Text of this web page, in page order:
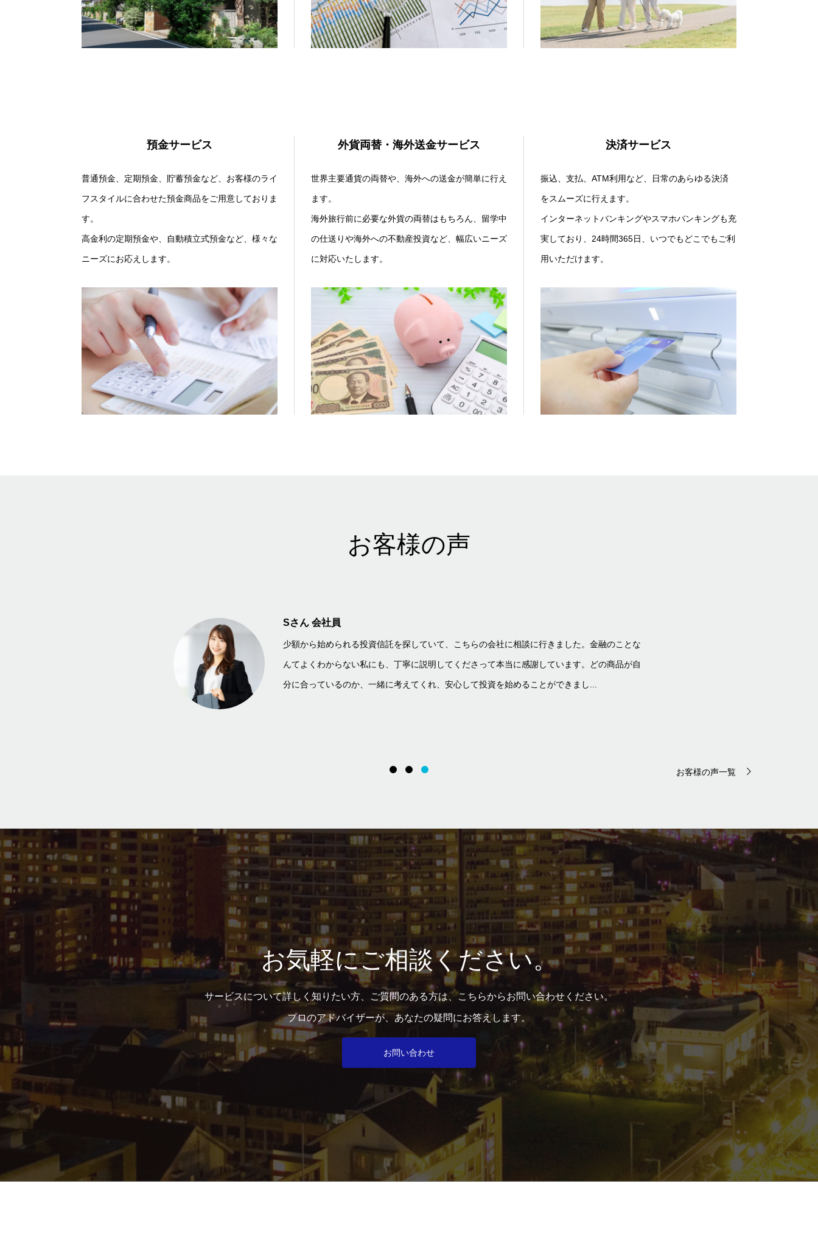
預金サービス
普通預金、定期預金、貯蓄預金など、お客様のライ
フスタイルに合わせた預金商品をご用意しておりま
す。
高金利の定期預金や、自動積立式預金など、様々な
ニーズにお応えします。
外貨両替・海外送金サービス
世界主要通貨の両替や、海外への送金が簡単に行え
ます。
海外旅行前に必要な外貨の両替はもちろん、留学中
の仕送りや海外への不動産投資など、幅広いニーズ
に対応いたします。
決済サービス
振込、支払、ATM利用など、日常のあらゆる決済
をスムーズに行えます。
インターネットバンキングやスマホバンキングも充
実しており、24時間365日、いつでもどこでもご利
用いただけます。
お客様の声
Sさん 会社員
少額から始められる投資信託を探していて、こちらの会社に相談に行きました。金融のことな
んてよくわからない私にも、丁寧に説明してくださって本当に感謝しています。どの商品が自
分に合っているのか、一緒に考えてくれ、安心して投資を始めることができまし...
お客様の声一覧
お気軽にご相談ください。
サービスについて詳しく知りたい方、ご質問のある方は、こちらからお問い合わせください。
プロのアドバイザーが、あなたの疑問にお答えします。
お問い合わせ